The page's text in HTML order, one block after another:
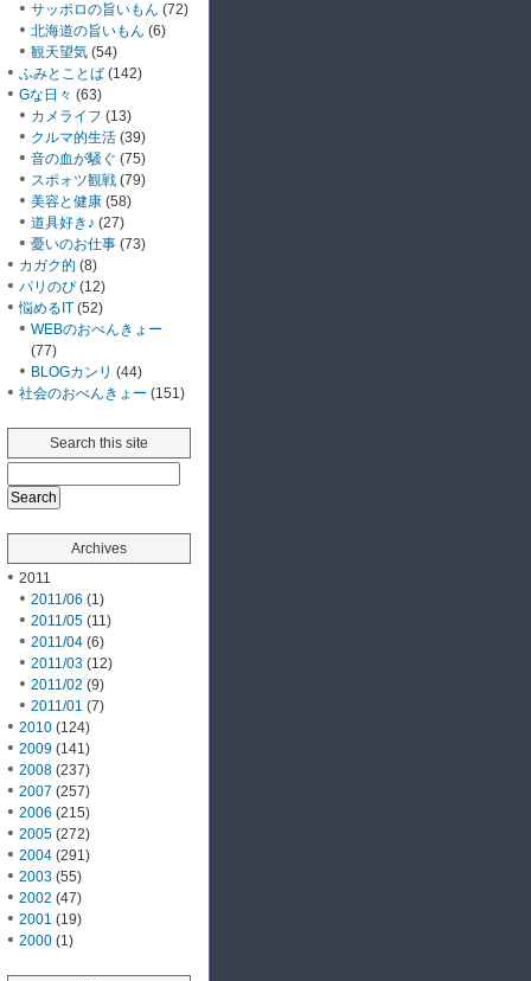
サッポロの旨いもん (72)
北海道の旨いもん (6)
観天望気 (54)
ふみとことば (142)
Gな日々 (63)
カメライフ (13)
クルマ的生活 (39)
音の血が騒ぐ (75)
スポォツ観戦 (79)
美容と健康 (58)
道具好き♪ (27)
憂いのお仕事 (73)
カガク的 (8)
パリのぴ(12)
悩めるIT (52)
WEBのおべんきょー
(77)
BLOGカンリ (44)
社会のおべんきょー (151)
Search this site
Archives
2011
2011/06 (1)
2011/05 (11)
2011/04 (6)
2011/03 (12)
2011/02 (9)
2011/01 (7)
2010 (124)
2009 (141)
2008 (237)
2007 (257)
2006 (215)
2005 (272)
2004 (291)
2003 (55)
2002 (47)
2001 (19)
2000 (1)